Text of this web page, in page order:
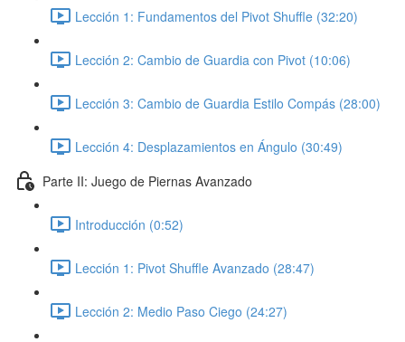
Lección 1: Fundamentos del Pivot Shuffle (32:20)
Lección 2: Cambio de Guardia con Pivot (10:06)
Lección 3: Cambio de Guardia Estilo Compás (28:00)
Lección 4: Desplazamientos en Ángulo (30:49)
Parte II: Juego de Piernas Avanzado
Introducción (0:52)
Lección 1: Pivot Shuffle Avanzado (28:47)
Lección 2: Medio Paso Ciego (24:27)